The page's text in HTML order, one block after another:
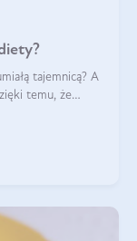
tajemnicą? A
temu, że